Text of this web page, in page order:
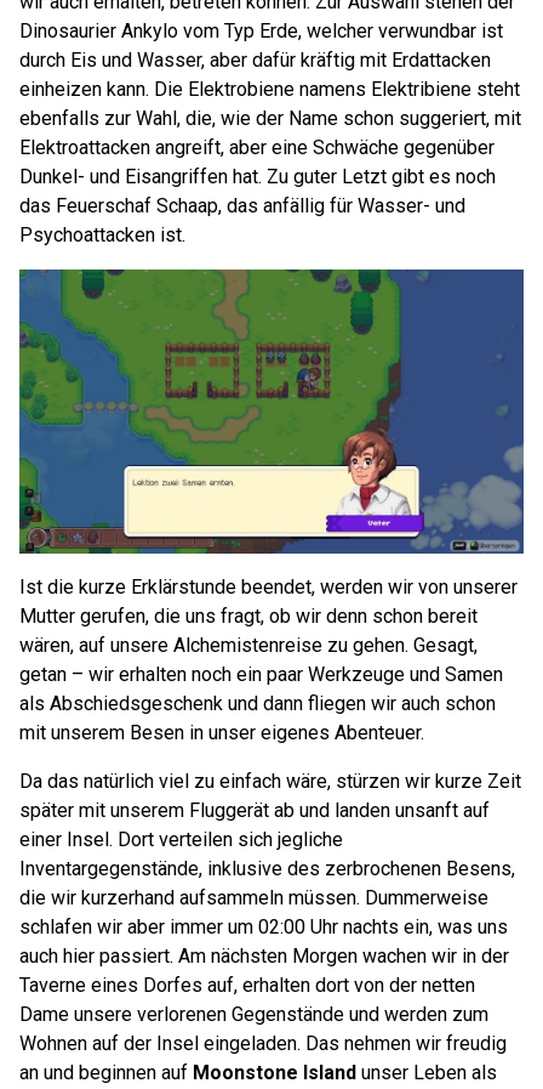
Dinosaurier Ankylo vom Typ Erde, welcher verwundbar ist
durch Eis und Wasser, aber dafür kräftig mit Erdattacken
einheizen kann. Die Elektrobiene namens Elektribiene steht
ebenfalls zur Wahl, die, wie der Name schon suggeriert, mit
Elektroattacken angreift, aber eine Schwäche gegenüber
Dunkel- und Eisangriffen hat. Zu guter Letzt gibt es noch
das Feuerschaf Schaap, das anfällig für Wasser- und
Psychoattacken ist.
Ist die kurze Erklärstunde beendet, werden wir von unserer
Mutter gerufen, die uns fragt, ob wir denn schon bereit
wären, auf unsere Alchemistenreise zu gehen. Gesagt,
getan – wir erhalten noch ein paar Werkzeuge und Samen
als Abschiedsgeschenk und dann fliegen wir auch schon
mit unserem Besen in unser eigenes Abenteuer.
Da das natürlich viel zu einfach wäre, stürzen wir kurze Zeit
später mit unserem Fluggerät ab und landen unsanft auf
einer Insel. Dort verteilen sich jegliche
Inventargegenstände, inklusive des zerbrochenen Besens,
die wir kurzerhand aufsammeln müssen. Dummerweise
schlafen wir aber immer um 02:00 Uhr nachts ein, was uns
auch hier passiert. Am nächsten Morgen wachen wir in der
Taverne eines Dorfes auf, erhalten dort von der netten
Dame unsere verlorenen Gegenstände und werden zum
Wohnen auf der Insel eingeladen. Das nehmen wir freudig
an und beginnen auf Moonstone Island unser Leben als